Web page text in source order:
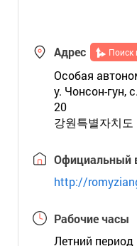
Адрес Поиск
Особая
у. Чонсон-гун,
20
강원특별자치
Официальный
http://
Рабочие часы
Летний